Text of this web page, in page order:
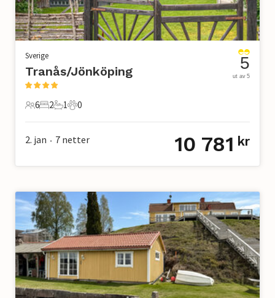
Sverige
Tranås/Jönköping
6 Gjester
6
2 Soverom
2
1 Bad
1
0 Kjæledyr
0
5
ut av 5
2. jan • 7 netter 10 781 kr